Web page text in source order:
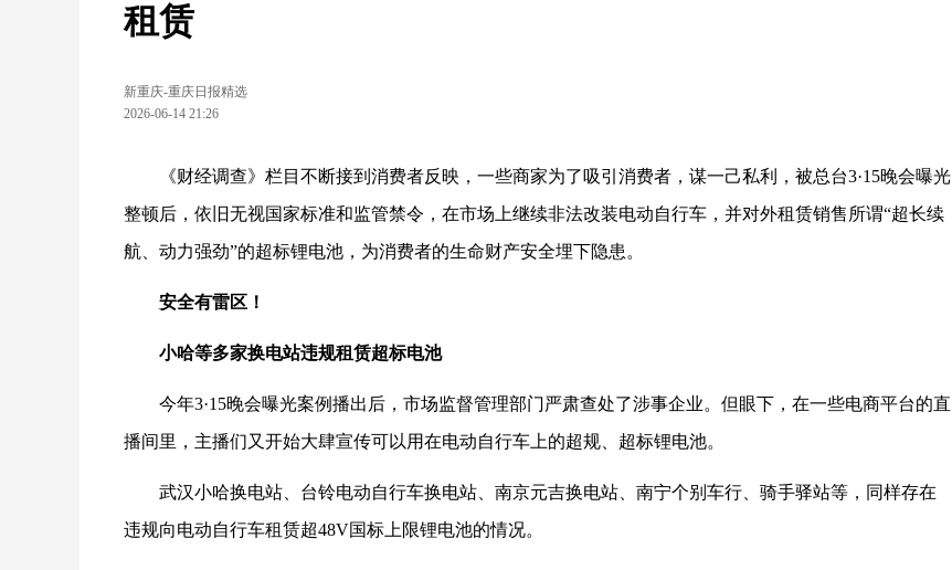
租赁
新重庆-重庆日报精选
2026-06-14 21:26
《财经调查》栏目不断接到消费者反映，一些商家为了吸引消费者，谋一己私利，被总台3·15晚会曝光
整顿后，依旧无视国家标准和监管禁令，在市场上继续非法改装电动自行车，并对外租赁销售所谓“超长续
航、动力强劲”的超标锂电池，为消费者的生命财产安全埋下隐患。
安全有雷区！
小哈等多家换电站违规租赁超标电池
今年3·15晚会曝光案例播出后，市场监督管理部门严肃查处了涉事企业。但眼下，在一些电商平台的直
播间里，主播们又开始大肆宣传可以用在电动自行车上的超规、超标锂电池。
武汉小哈换电站、台铃电动自行车换电站、南京元吉换电站、南宁个别车行、骑手驿站等，同样存在
违规向电动自行车租赁超48V国标上限锂电池的情况。